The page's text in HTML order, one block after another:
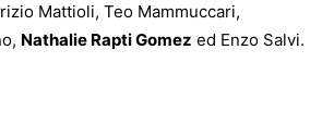
Mattioli, Teo Mammuccari,
Nathalie Rapti Gomez ed Enzo Salvi.